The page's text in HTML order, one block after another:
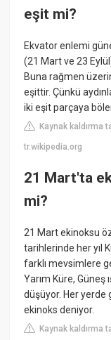
eşit mi?
Ekvator enlemi
(21 Mart ve 23
Buna rağmen
eşittir. Çünkü
iki eşit parçaya
Kaynak kaldırma
tr.wikipedia.org
21 Mart'ta
mi?
21 Mart ekinoksu
tarihlerinde her yıl
farklı mevsimlere
Yarım Küre, Güneş
düşüyor. Her yerde
ekinoks deniyor.
Kaynak kaldırma